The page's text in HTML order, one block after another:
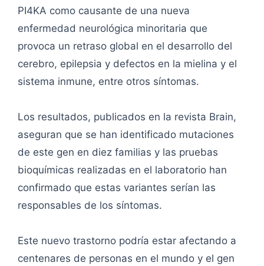
PI4KA como causante de una nueva
enfermedad neurológica minoritaria que
provoca un retraso global en el desarrollo del
cerebro, epilepsia y defectos en la mielina y el
sistema inmune, entre otros síntomas.
Los resultados, publicados en la revista Brain,
aseguran que se han identificado mutaciones
de este gen en diez familias y las pruebas
bioquímicas realizadas en el laboratorio han
confirmado que estas variantes serían las
responsables de los síntomas.
Este nuevo trastorno podría estar afectando a
centenares de personas en el mundo y el gen